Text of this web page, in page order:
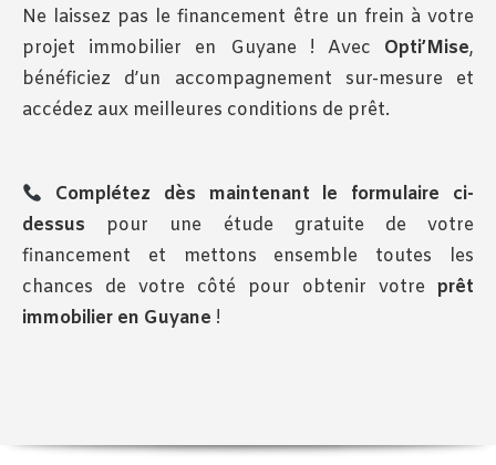
Ne laissez pas le financement être un frein à votre
projet immobilier en Guyane ! Avec Opti’Mise,
bénéficiez d’un accompagnement sur-mesure et
accédez aux meilleures conditions de prêt.
Complétez dès maintenant le formulaire ci-
dessus pour une étude gratuite de votre
financement et mettons ensemble toutes les
chances de votre côté pour obtenir votre prêt
immobilier en Guyane !